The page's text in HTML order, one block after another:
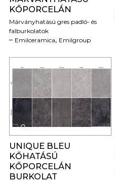
KŐPORCELÁN
Márványhatású gres padló- és
falburkolatok
Emilceramica, Emilgroup
0
UNIQUE BLEU
KŐHATÁSÚ
KŐPORCELÁN
BURKOLAT